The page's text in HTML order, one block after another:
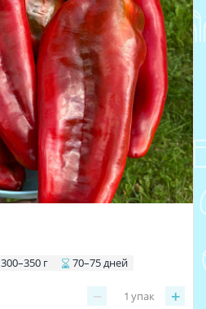
300–350 г 70–75 дней
− +
1 упак